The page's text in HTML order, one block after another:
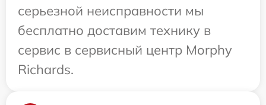
серьезной неисправности мы
бесплатно доставим технику в
сервис в сервисный центр Morphy
Richards.